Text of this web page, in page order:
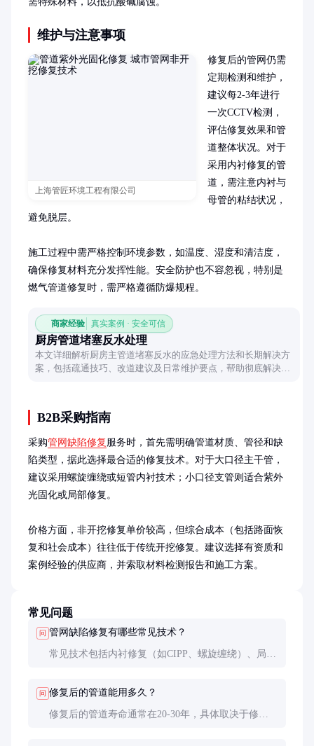
维护与注意事项
上海管匠环境工程有限公司
修复后的管网仍需
定期检测和维护，
建议每2-3年进行
一次CCTV检测，
评估修复效果和管
道整体状况。对于
采用内衬修复的管
道，需注意内衬与
母管的粘结状况，
避免脱层。
施工过程中需严格控制环境参数，如温度、湿度和清洁度，
确保修复材料充分发挥性能。安全防护也不容忽视，特别是
燃气管道修复时，需严格遵循防爆规程。
商家经验 真实案例 · 安全可信
厨房管道堵塞反水处理
本文详细解析厨房主管道堵塞反水的应急处理方法和长期解决方
案，包括疏通技巧、改道建议及日常维护要点，帮助彻底解决厨
B2B采购指南
采购管网缺陷修复 服务时，首先需明确管道材质、管径和缺
陷类型，据此选择最合适的修复技术。对于大口径主干管，
建议采用螺旋缠绕或短管内衬技术；小口径支管则适合紫外
光固化或局部修复。
价格方面，非开挖修复单价较高，但综合成本（包括路面恢
复和社会成本）往往低于传统开挖修复。建议选择有资质和
案例经验的供应商，并索取材料检测报告和施工方案。
常见问题
问 管网缺陷修复有哪些常见技术？
常见技术包括内衬修复（如CIPP、螺旋缠绕）、局部
型、管道材质和施工环境。
问 修复后的管道能用多久？
修复后的管道寿命通常在20-30年，具体取决于修复